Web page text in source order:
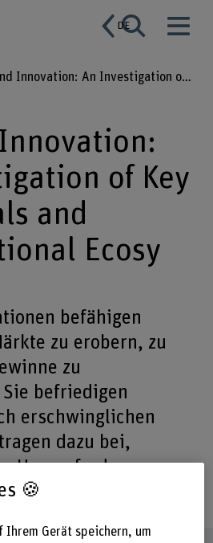
DE
Low-end Innovation: An Investigation of Key Individuals and Organizational Ecosy
of Key
and
Ecosy
befähigen
zu erobern, zu
zu
befriedigen
erschwinglichen
dazu bei,
Herausforderungen
🍪
Ihrem Gerät speichern, um